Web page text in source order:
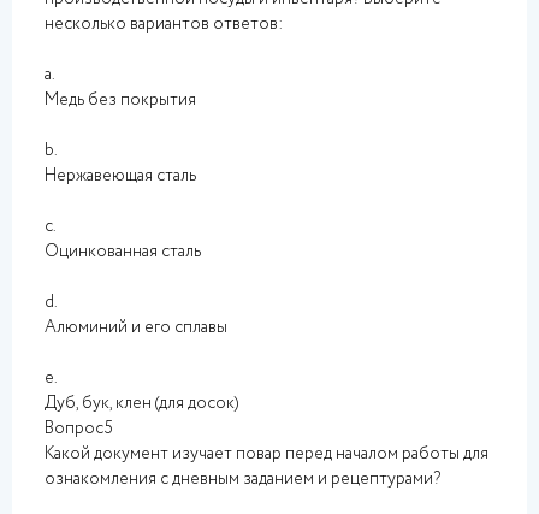
несколько вариантов ответов:
a.
Медь без покрытия
b.
Нержавеющая сталь
c.
Оцинкованная сталь
d.
Алюминий и его сплавы
e.
Дуб, бук, клен (для досок)
Вопрос5
Какой документ изучает повар перед началом работы для
ознакомления с дневным заданием и рецептурами?